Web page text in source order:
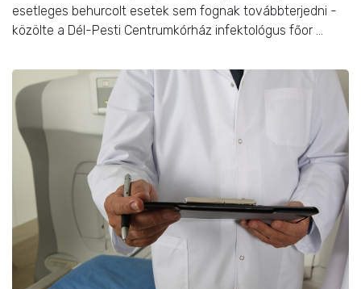
esetleges behurcolt esetek sem fognak továbbterjedni -
közölte a Dél-Pesti Centrumkórház infektológus főor ...